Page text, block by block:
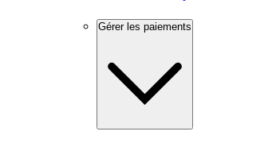
Gérer les paiements